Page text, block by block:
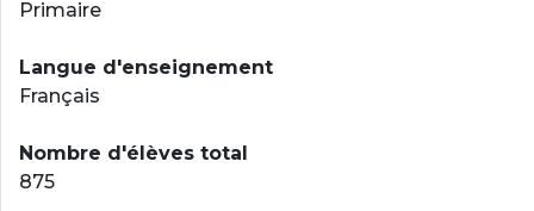
Primaire
Langue d'enseignement
Français
Nombre d'élèves total
875